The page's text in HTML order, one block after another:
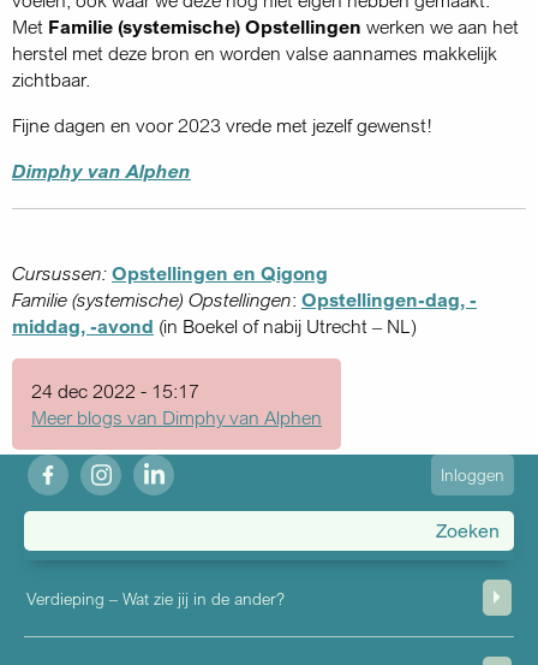
Met Familie (systemische) Opstellingen werken we aan het
herstel met deze bron en worden valse aannames makkelijk
zichtbaar.
Fijne dagen en voor 2023 vrede met jezelf gewenst!
Dimphy van Alphen
Cursussen: Opstellingen en Qigong
Familie (systemische) Opstellingen: Opstellingen-dag, -
middag, -avond (in Boekel of nabij Utrecht – NL)
24 dec 2022 - 15:17
Meer blogs van Dimphy van Alphen
fb ig in
User
account
menu
Inloggen
Verdieping – Wat zie jij in de ander?